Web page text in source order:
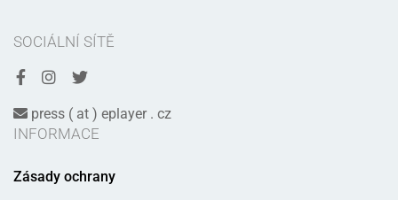
SOCIÁLNÍ SÍTĚ
press ( at ) eplayer . cz
INFORMACE
Zásady ochrany